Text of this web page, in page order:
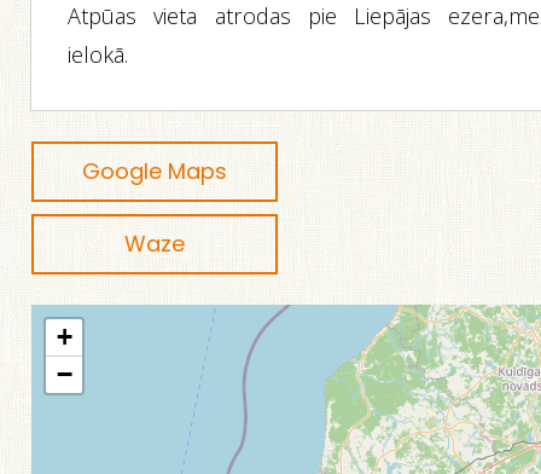
Atpūas vieta atrodas pie Liepājas
ielokā.
Google Maps
Waze
+
−